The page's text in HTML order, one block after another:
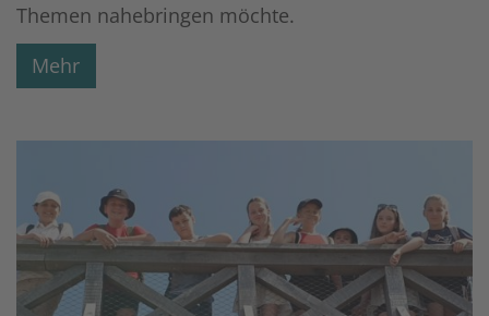
Themen nahebringen möchte.
Mehr